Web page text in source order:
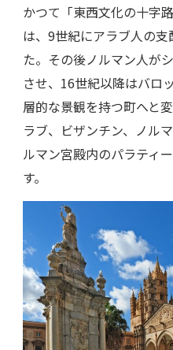
かつて「東西文化の十字
は、9世紀にアラブ人の
た。その後ノルマン人が
させ、16世紀以降はバロ
層的な景観を持つ町へと
ラブ、ビザンチン、ノル
ルマン宮殿内のパラティ
す。